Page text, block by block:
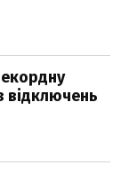
відключень